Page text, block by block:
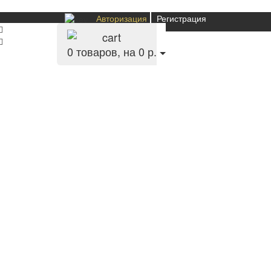
Авторизация
Регистрация
0 товаров, на 0 р.